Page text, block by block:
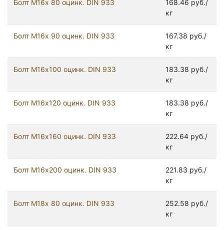
Болт М16х 80 оцинк. DIN 933
168.46 руб./
кг
Болт М16х 90 оцинк. DIN 933
167.38 руб./
кг
Болт М16х100 оцинк. DIN 933
183.38 руб./
кг
Болт М16х120 оцинк. DIN 933
183.38 руб./
кг
Болт М16х160 оцинк. DIN 933
222.64 руб./
кг
Болт М16х200 оцинк. DIN 933
221.83 руб./
кг
Болт М18х 80 оцинк. DIN 933
252.58 руб./
кг